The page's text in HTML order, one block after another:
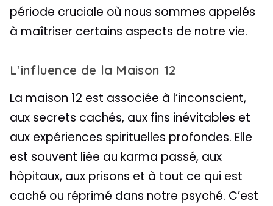
période cruciale où nous sommes appelés
à maîtriser certains aspects de notre vie.
L’influence de la Maison 12
La maison 12 est associée à l’inconscient,
aux secrets cachés, aux fins inévitables et
aux expériences spirituelles profondes. Elle
est souvent liée au karma passé, aux
hôpitaux, aux prisons et à tout ce qui est
caché ou réprimé dans notre psyché. C’est